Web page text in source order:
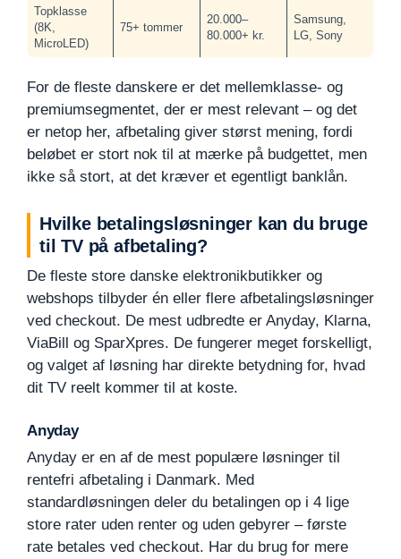
Topklasse
(8K,
MicroLED)
75+ tommer
20.000–
80.000+ kr.
Samsung,
LG, Sony
For de fleste danskere er det mellemklasse- og
premiumsegmentet, der er mest relevant – og det
er netop her, afbetaling giver størst mening, fordi
beløbet er stort nok til at mærke på budgettet, men
ikke så stort, at det kræver et egentligt banklån.
Hvilke betalingsløsninger kan du bruge
til TV på afbetaling?
De fleste store danske elektronikbutikker og
webshops tilbyder én eller flere afbetalingsløsninger
ved checkout. De mest udbredte er Anyday, Klarna,
ViaBill og SparXpres. De fungerer meget forskelligt,
og valget af løsning har direkte betydning for, hvad
dit TV reelt kommer til at koste.
Anyday
Anyday er en af de mest populære løsninger til
rentefri afbetaling i Danmark. Med
standardløsningen deler du betalingen op i 4 lige
store rater uden renter og uden gebyrer – første
rate betales ved checkout. Har du brug for mere